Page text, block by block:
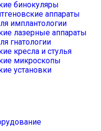
бинокуляры
аппараты
имплантологии
лазерные аппараты
гнатологии
кресла и стулья
микроскопы
установки